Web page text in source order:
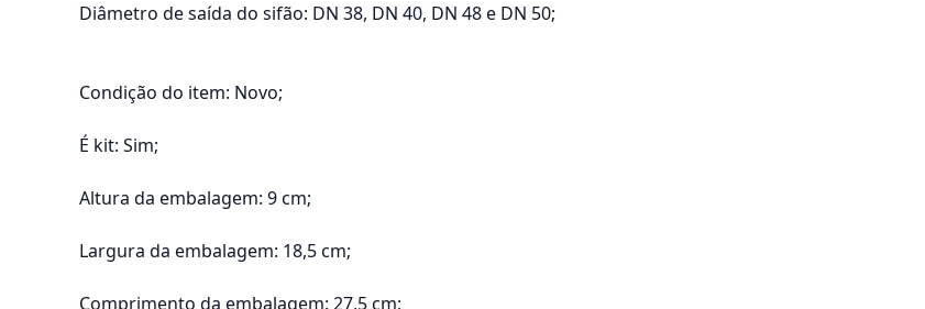
Diâmetro de saída do sifão: DN 38, DN 40, DN 48 e DN 50;
Condição do item: Novo;
É kit: Sim;
Altura da embalagem: 9 cm;
Largura da embalagem: 18,5 cm;
Comprimento da embalagem: 27,5 cm;